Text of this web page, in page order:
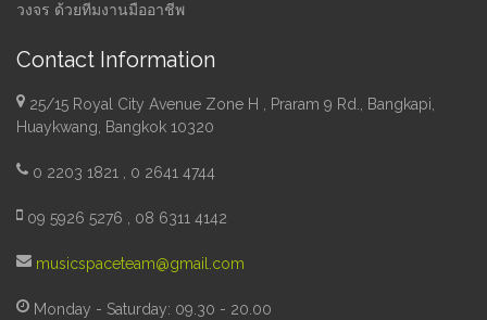
วงจร ด้วยทีมงานมืออาชีพ
Contact Information
25/15 Royal City Avenue Zone H , Praram 9 Rd., Bangkapi,
Huaykwang, Bangkok 10320
0 2203 1821 , 0 2641 4744
09 5926 5276 , 08 6311 4142
musicspaceteam@gmail.com
Monday - Saturday: 09.30 - 20.00